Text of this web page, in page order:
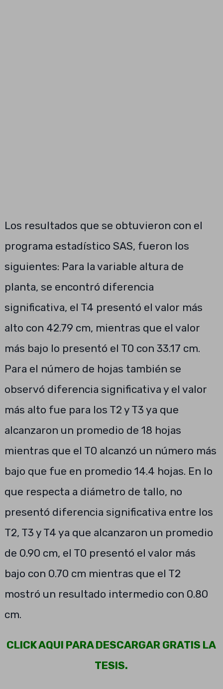
Los resultados que se obtuvieron con el
programa estadístico SAS, fueron los
siguientes: Para la variable altura de
planta, se encontró diferencia
significativa, el T4 presentó el valor más
alto con 42.79 cm, mientras que el valor
más bajo lo presentó el T0 con 33.17 cm.
Para el número de hojas también se
observó diferencia significativa y el valor
más alto fue para los T2 y T3 ya que
alcanzaron un promedio de 18 hojas
mientras que el T0 alcanzó un número más
bajo que fue en promedio 14.4 hojas. En lo
que respecta a diámetro de tallo, no
presentó diferencia significativa entre los
T2, T3 y T4 ya que alcanzaron un promedio
de 0.90 cm, el T0 presentó el valor más
bajo con 0.70 cm mientras que el T2
mostró un resultado intermedio con 0.80
cm.
CLICK AQUI PARA DESCARGAR GRATIS LA
TESIS.